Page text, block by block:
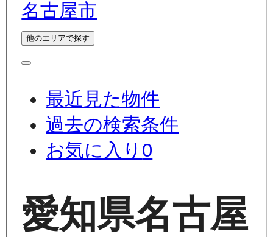
名古屋市
他のエリアで探す
最近見た物件
過去の検索条件
お気に入り 0
愛知県名古屋